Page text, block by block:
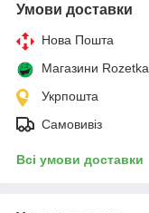
Умови доставки
Нова Пошта
Магазини Rozetka
Укрпошта
Самовивіз
Всі умови доставки